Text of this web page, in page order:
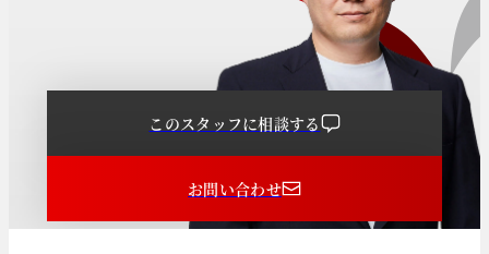
このスタッフに相談する
お問い合わせ